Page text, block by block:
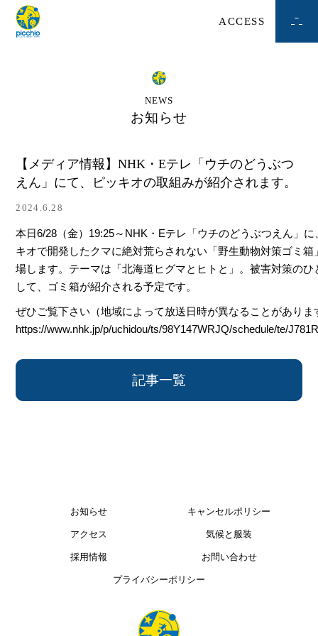
ACCESS
NEWS
お知らせ
【メディア情報】NHK・Eテレ「ウチのどうぶつ
えん」にて、ピッキオの取組みが紹介されます。
2024.6.28
本日6/28（金）19:25～NHK・Eテレ「ウチのどうぶつえん」に
キオで開発したクマに絶対荒らされない「野生動物対策ゴミ箱
場します。テーマは「北海道ヒグマとヒトと」。被害対策のひ
して、ゴミ箱が紹介される予定です。
ぜひご覧下さい（地域によって放送日時が異なることがありま
https://www.nhk.jp/p/uchidou/ts/98Y147WRJQ/schedule/te/
記事一覧
お知らせ キャンセルポリシー
アクセス 気候と服装
採用情報 お問い合わせ
プライバシーポリシー